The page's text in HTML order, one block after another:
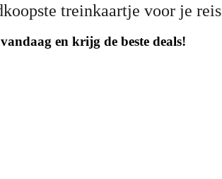
treinkaartje voor je reis
en krijg de beste deals!